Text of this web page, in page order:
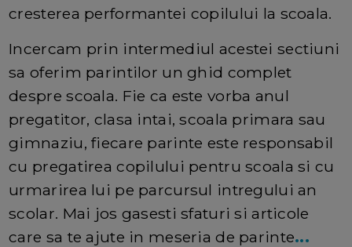
cresterea performantei copilului la scoala.
Incercam prin intermediul acestei sectiuni
sa oferim parintilor un ghid complet
despre scoala. Fie ca este vorba anul
pregatitor, clasa intai, scoala primara sau
gimnaziu, fiecare parinte este responsabil
cu pregatirea copilului pentru scoala si cu
urmarirea lui pe parcursul intregului an
scolar. Mai jos gasesti sfaturi si articole
care sa te ajute in meseria de parinte...